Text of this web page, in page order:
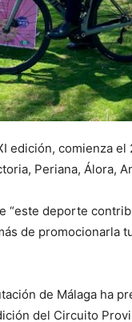
edición, comienza
Periana, Álora,
“este deporte
de promocionarla
de Málaga ha
del Circuito